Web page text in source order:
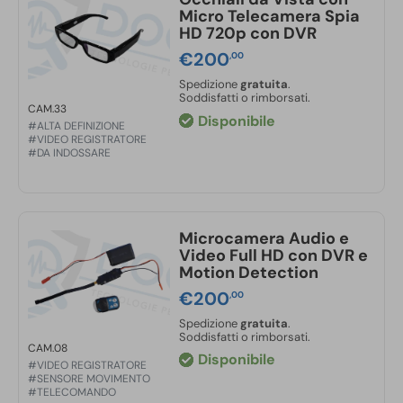
CAM.33
#ALTA DEFINIZIONE
#VIDEO REGISTRATORE
#DA INDOSSARE
Micro Telecamera Spia
HD 720p con DVR
€200,00
Spedizionegratuita.
Soddisfatti o rimborsati.
Disponibile
CAM.08
#VIDEO REGISTRATORE
#SENSORE MOVIMENTO
#TELECOMANDO
Microcamera Audio e
Video Full HD con DVR e
Motion Detection
€200,00
Spedizione gratuita.
Soddisfatti o rimborsati.
Disponibile